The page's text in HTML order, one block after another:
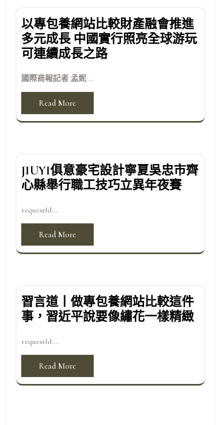
以專包養網站比較財產融會推進
多元成長 中國實行照亮全球游玩
可連續成長之路
國際商報記者 孟妮 ...
Read More
JIUYI俱意豪宅設計寧夏吳忠市齊
心縣舉行職工技巧立異年夜賽
requestId:...
Read More
習言道丨做專包養網站比較這件
事，習近平說要像繡花一樣精緻
requestId:...
Read More